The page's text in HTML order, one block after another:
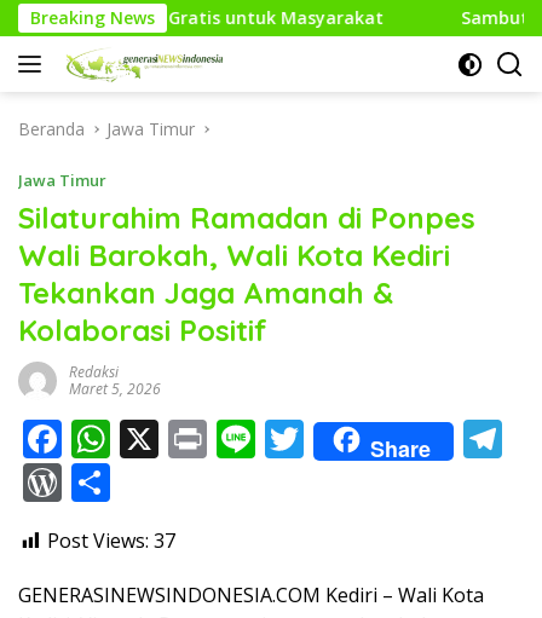
Langsung
ke
konten
Breaking News
untuk Masyarakat Sambut HUT RI Ke-81, Media
Beranda Jawa Timur
Jawa Timur
Silaturahim Ramadan di Ponpes
Wali Barokah, Wali Kota Kediri
Tekankan Jaga Amanah &
Kolaborasi Positif
Redaksi
Maret 5, 2026
F
ac
e
b
o
W
s
A
X Pr Li T
w
Share
W
or
d
Pr
ar
e
Post Views: 37
GENERASINEWSINDONESIA.COM Kediri – Wali Kota